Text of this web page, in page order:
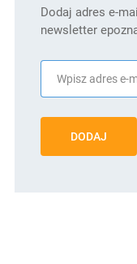
Dodaj adres e-
newsletter
DODAJ